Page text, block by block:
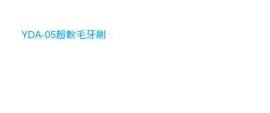
YDA-05超軟毛牙刷